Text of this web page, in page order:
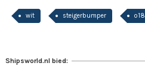
wit steigerbumper o18
Shipsworld.nl bied: